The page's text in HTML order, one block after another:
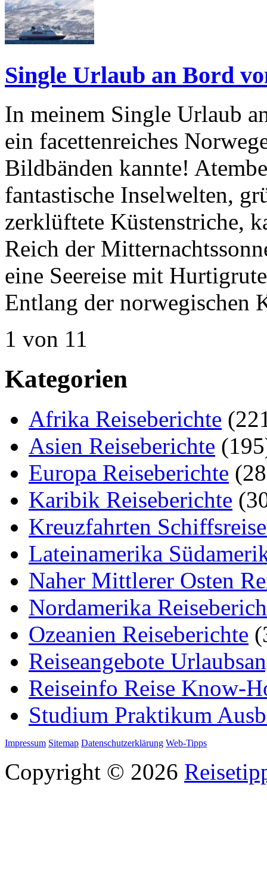
Single Urlaub an Bord
In meinem Single Urlaub
ein facettenreiches
Bildbänden kannte!
fantastische Inselwelten,
zerklüftete Küstenstriche,
Reich der
eine Seereise mit
Entlang der
1 von 11
Kategorien
Afrika Reiseberichte
Asien Reiseberichte
Europa Reiseberichte
Karibik Reiseberichte
Kreuzfahrten
Lateinamerika
Naher Mittlerer Osten
Nordamerika
Ozeanien Reiseberichte
Reiseangebote
Reiseinfo Reise Know-
Studium Praktikum
Impressum Sitemap Datenschutzerklärung Web-Tipps
Copyright © 2026